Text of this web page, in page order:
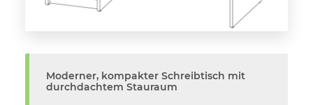
Moderner, kompakter Schreibtisch mit
durchdachtem Stauraum